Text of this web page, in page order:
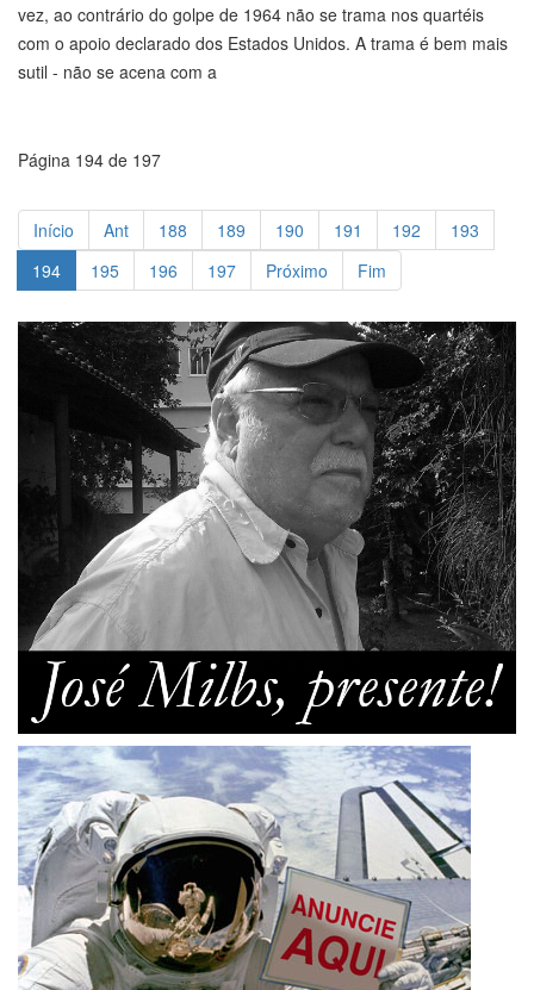
vez, ao contrário do golpe de 1964 não se trama nos quartéis
com o apoio declarado dos Estados Unidos. A trama é bem mais
sutil - não se acena com a
Página 194 de 197
Início Ant 188 189 190 191 192
193
194
195 196 197 Próximo Fim